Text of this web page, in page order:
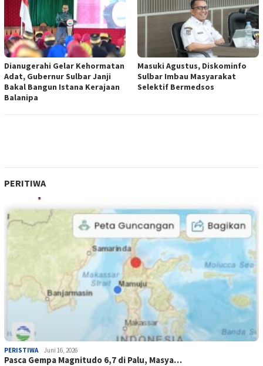
Dianugerahi Gelar Kehormatan
Adat, Gubernur Sulbar Janji
Bakal Bangun Istana Kerajaan
Balanipa
Masuki Agustus, Diskominfo
Sulbar Imbau Masyarakat
Selektif Bermedsos
PERITIWA
PERISTIWA Juni 16, 2026
Pasca Gempa Magnitudo 6,7 di Palu, Masya…